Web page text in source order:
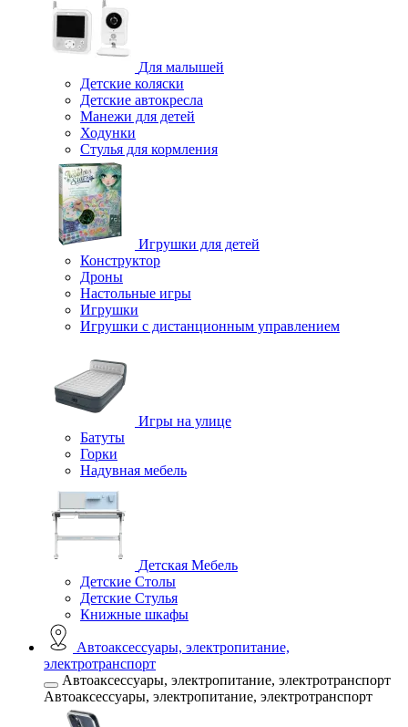
Для малышей
Детские коляски
Детские автокресла
Манежи для детей
Ходунки
Стулья для кормления
Игрушки для детей
Конструктор
Дроны
Настольные игры
Игрушки
Игрушки c дистанционным управлением
Игры на улице
Батуты
Горки
Надувная мебель
Детская Мебель
Детские Столы
Детские Стулья
Книжные шкафы
Автоаксессуары, электропитание,
электротранспорт
Автоаксессуары, электропитание, электротранспорт
Автоаксессуары, электропитание, электротранспорт